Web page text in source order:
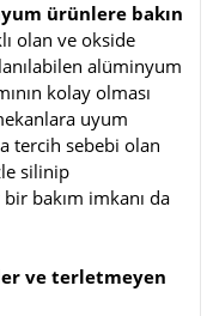
ürünlere bakın
olan ve okside
alüminyum
kolay olması
uyum
tercih sebebi olan
silinip
bakım imkanı da
ve terletmeyen